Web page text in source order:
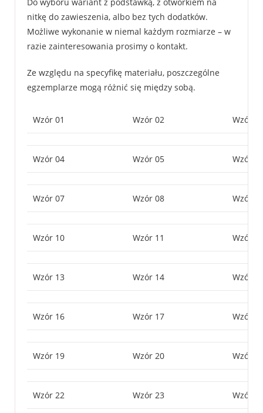
nitkę do zawieszenia, albo bez tych dodatków.
Możliwe wykonanie w niemal każdym rozmiarze – w
razie zainteresowania prosimy o kontakt.
Ze względu na specyfikę materiału, poszczególne
egzemplarze mogą różnić się między sobą.
Wzór 01 Wzór 02 Wzór
Wzór 04 Wzór 05 Wzór
Wzór 07 Wzór 08 Wzór
Wzór 10 Wzór 11 Wzór
Wzór 13 Wzór 14 Wzór
Wzór 16 Wzór 17 Wzór
Wzór 19 Wzór 20 Wzór
Wzór 22 Wzór 23 Wzór